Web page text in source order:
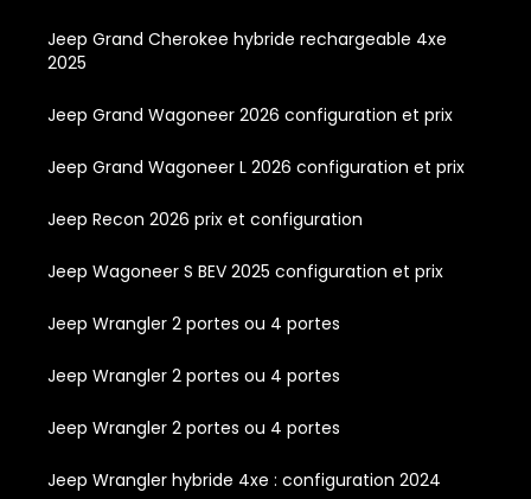
Jeep Grand Cherokee hybride rechargeable 4xe
2025
Jeep Grand Wagoneer 2026 configuration et prix
Jeep Grand Wagoneer L 2026 configuration et prix
Jeep Recon 2026 prix et configuration
Jeep Wagoneer S BEV 2025 configuration et prix
Jeep Wrangler 2 portes ou 4 portes
Jeep Wrangler 2 portes ou 4 portes
Jeep Wrangler 2 portes ou 4 portes
Jeep Wrangler hybride 4xe : configuration 2024